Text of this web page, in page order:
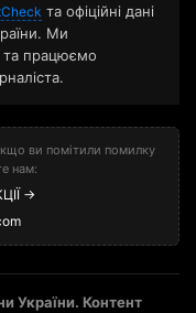
та офіційні дані
Ми
та працюємо
ви помітили помилку
нам:
→
України. Контент